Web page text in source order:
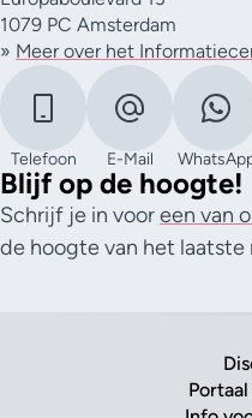
1079 PC Amsterdam
» Meer over het
Telefoon E-Mail
Blijf op de hoogte!
Schrijf je in vooreen van
de hoogte van het laatste